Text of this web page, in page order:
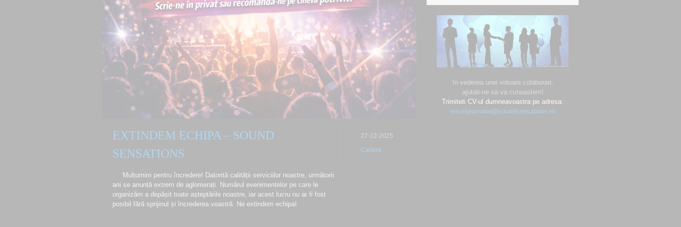
EXTINDEM ECHIPA – SOUND
SENSATIONS
Mulțumim pentru încredere! Datorită calității serviciilor noastre, următorii
ani se anunță extrem de aglomerați. Numărul evenimentelor pe care le
organizăm a depășit toate așteptările noastre, iar acest lucru nu ar fi fost
posibil fără sprijinul și încrederea voastră. Ne extindem echipa!
27-12-2025
Cariera
In vederea unei viitoare colaborari,
ajutati-ne sa va cunoastem!
Trimiteti CV-ul dumneavoastra pe adresa:
resurseumane@soundsensations.ro